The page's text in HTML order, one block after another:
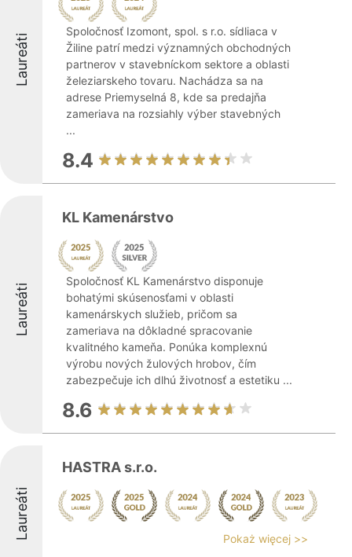
Laureáti
Spoločnosť Izomont, spol. s r.o. sídliaca v
Žiline patrí medzi významných obchodných
partnerov v stavebníckom sektore a oblasti
železiarskeho tovaru. Nachádza sa na
adrese Priemyselná 8, kde sa predajňa
zameriava na rozsiahly výber stavebných
...
8.4
Laureáti
KL Kamenárstvo
Spoločnosť KL Kamenárstvo disponuje
bohatými skúsenosťami v oblasti
kamenárskych služieb, pričom sa
zameriava na dôkladné spracovanie
kvalitného kameňa. Ponúka komplexnú
výrobu nových žulových hrobov, čím
zabezpečuje ich dlhú životnosť a estetiku ...
8.6
Laureáti
HASTRA s.r.o.
Pokaż więcej >>